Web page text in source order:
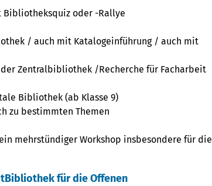
oder -Rallye
/ auch mit Katalogeinführung / auch mit
Zentralbibliothek /Recherche für Facharbeit
Bibliothek (ab Klasse 9)
zu bestimmten Themen
mehrstündiger Workshop insbesondere für die
für die Offenen